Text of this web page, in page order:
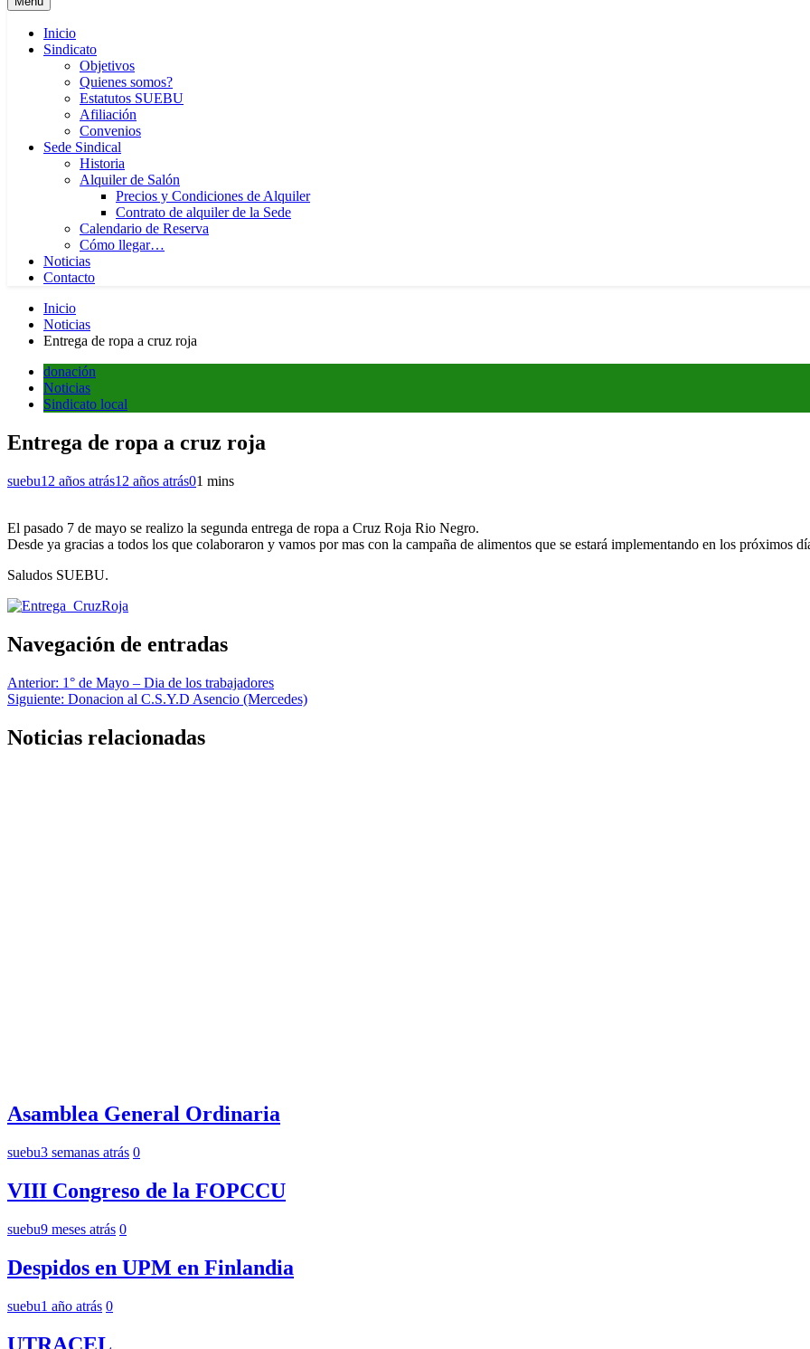
Inicio
Sindicato
Objetivos
Quienes somos?
Estatutos SUEBU
Afiliación
Convenios
Sede Sindical
Historia
Alquiler de Salón
Precios y Condiciones de Alquiler
Contrato de alquiler de la Sede
Calendario de Reserva
Cómo llegar…
Noticias
Contacto
Inicio
Noticias
Entrega de ropa a cruz roja
donación
Noticias
Sindicato local
Entrega de ropa a cruz roja
suebu12 años atrás12 años atrás01 mins
El pasado 7 de mayo se realizo la segunda entrega de ropa a Cruz Roja Rio Negro.
Desde ya gracias a todos los que colaboraron y vamos por mas con la campaña de alimentos que se estará implementando en los próximos
Saludos SUEBU.
Navegación de entradas
Anterior: 1° de Mayo – Dia de los trabajadores
Siguiente: Donacion al C.S.Y.D Asencio (Mercedes)
Noticias relacionadas
Asamblea General Ordinaria
suebu3 semanas atrás 0
VIII Congreso de la FOPCCU
suebu9 meses atrás 0
Despidos en UPM en Finlandia
suebu1 año atrás 0
UTRACEL